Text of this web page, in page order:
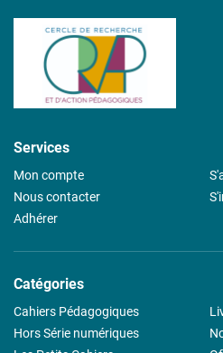
Services
Mon compte
Nous contacter
Adhérer
Catégories
Cahiers Pédagogiques
Hors Série numériques